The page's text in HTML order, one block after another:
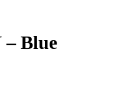
– Blue